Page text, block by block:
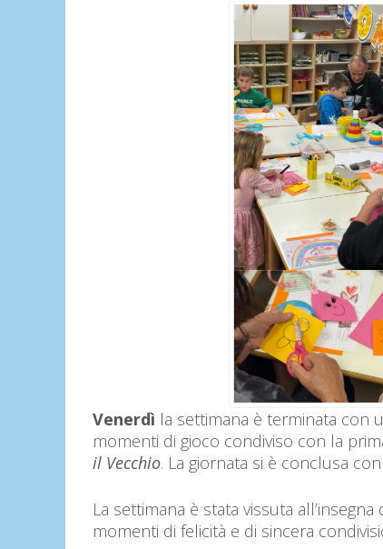
Venerdì la settimana è terminata con
momenti di gioco condiviso con la
il Vecchio. La giornata si è conclusa
La settimana è stata vissuta
momenti di felicità e di sincera